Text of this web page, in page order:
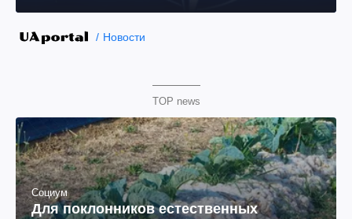
"ЮКОСа"
Новости
TOP news
Социум
Для поклонников естественных